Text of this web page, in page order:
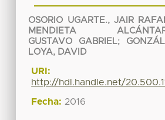
OSORIO UGARTE., JAIR
MENDIETA
GUSTAVO GABRIEL;
LOYA, DAVID
URI:
http://hdl.handle.net/
Fecha: 2016